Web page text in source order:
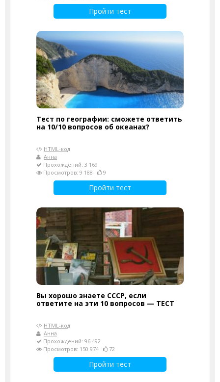
Пройти тест
Тест по географии: сможете ответить
на 10/10 вопросов об океанах?
HTML-код
Анна
Прохождений: 3 169
Просмотров: 9 188
9
Пройти тест
Вы хорошо знаете СССР, если
ответите на эти 10 вопросов — ТЕСТ
HTML-код
Анна
Прохождений: 96 492
Просмотров: 150 974
72
Пройти тест